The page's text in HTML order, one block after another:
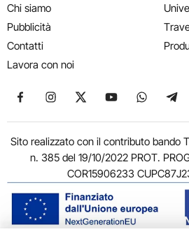
Chi siamo
Pubblicità
Contatti
Lavora con noi
Seguici su Facebook
Seguici su Instagram
Seguici su X
Seguici su
Seguici
Sito realizzato con il contributo bando
n. 385 del 19/10/2022 PROT.
COR15906233